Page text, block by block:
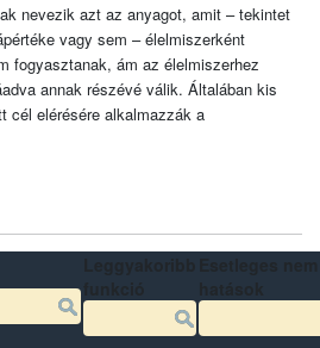
nevezik azt az anyagot, amit – tekintet
vagy sem – élelmiszerként
fogyasztanak, ám az élelmiszerhez
annak részévé válik. Általában kis
cél elérésére alkalmazzák a